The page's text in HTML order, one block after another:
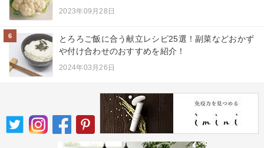
2023年09月28日
6
とろろご飯に合う献立レシピ25選！副菜などおかず
や付け合わせのおすすめを紹介！
2024年03月26日